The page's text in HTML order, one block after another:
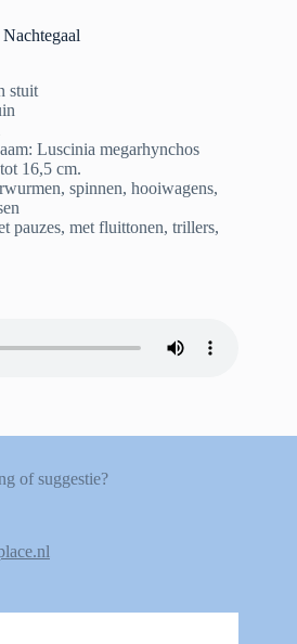
stuit
Luscinia megarhynchos
16,5 cm.
spinnen, hooiwagens,
pauzes, met fluittonen, trillers,
of suggestie?